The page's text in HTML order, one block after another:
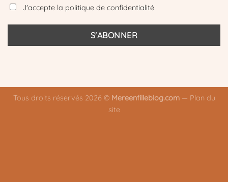
J'accepte la politique de confidentialité
Tous droits réservés 2026 © Mereenfilleblog.com— Plan du
site